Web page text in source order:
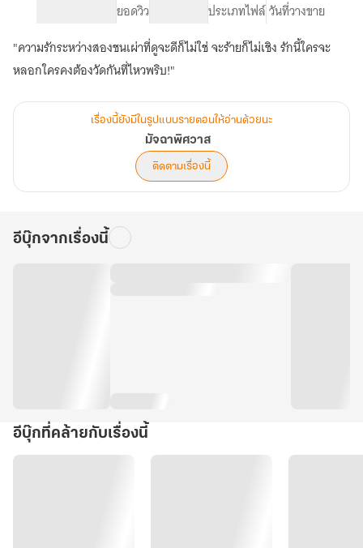
ยอดวิว ประเภทไฟล์วันที่วางขาย
"ความรักระหว่างสองชนเผ่าที่ดูจะดีก็ไม่ใช่ จะร้ายก็ไม่เชิง รักนี้ใครจะ
หลอกใครคงต้องวัดกันที่ไหวพริบ!"
เรื่องนี้ยังมีในรูปแบบรายตอนให้อ่านด้วยนะ
มัจฉาพิศวาส
ติดตามเรื่องนี้
อีบุ๊กจากเรื่องนี้
อีบุ๊กที่คล้ายกับเรื่องนี้